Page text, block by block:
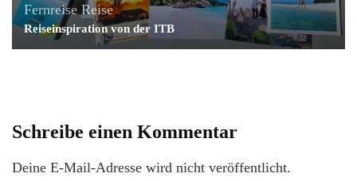
Fernreise Reise
Reiseinspiration von der ITB
Schreibe einen Kommentar
Deine E-Mail-Adresse wird nicht veröffentlicht.